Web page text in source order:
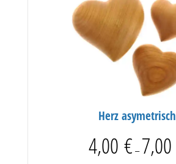
Herz asymetrisch
4,00 € – 7,00